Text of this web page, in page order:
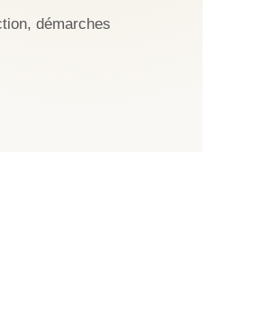
démarches